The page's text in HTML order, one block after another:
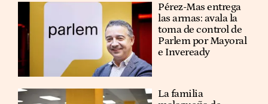
Pérez-Mas entrega
las armas: avala la
toma de control de
Parlem por Mayoral
e Inveready
La familia